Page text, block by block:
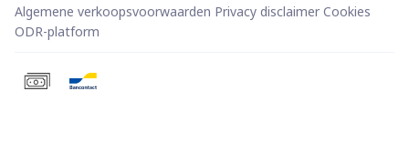
Algemene verkoopsvoorwaarden Privacy disclaimer Cookies
ODR-platform